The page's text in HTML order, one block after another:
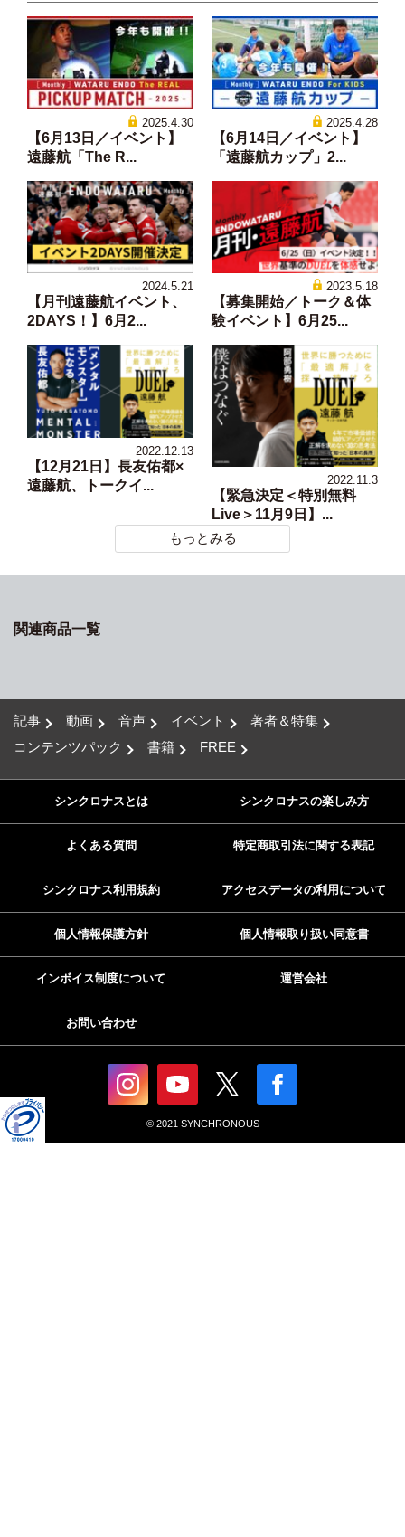
2025.4.30
【6月13日／イベント】
遠藤航「The R...
2025.4.28
【6月14日／イベント】
「遠藤航カップ」2...
2024.5.21
【月刊遠藤航イベント、
2DAYS！】6月2...
2023.5.18
【募集開始／トーク＆体
験イベント】6月25...
2022.12.13
【12月21日】長友佑都×
遠藤航、トークイ...
2022.11.3
【緊急決定＜特別無料
Live＞11月9日】...
もっとみる
関連商品一覧
記事 動画 音声 イベント
著者＆特集
コンテンツパック
書籍 FREE
シンクロナスとは シンクロナスの楽しみ方
よくある質問 特定商取引法に関する表記
シンクロナス利用規約 アクセスデータの利用について
個人情報保護方針 個人情報取り扱い同意書
インボイス制度について 運営会社
お問い合わせ
© 2021 SYNCHRONOUS